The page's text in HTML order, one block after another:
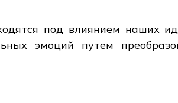
под влиянием наших
эмоций путем